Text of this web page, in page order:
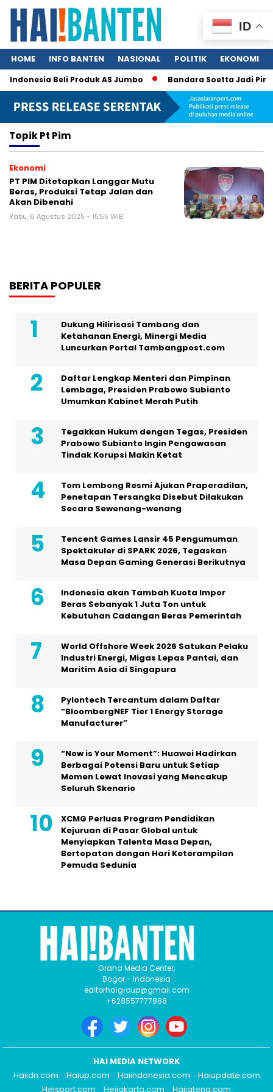
HOME INFO BANTEN NASIONAL POLITIK EKONOMI
Beli Produk AS Jumbo Bandara Soetta Jadi
TopikPt Pim
Ekonomi
PT PIM Ditetapkan Langgar Mutu
Beras, Produksi Tetap Jalan dan
Akan Dibenahi
Rabu, 6 Agustus 2025 - 15:55 WIB
BERITA POPULER
Dukung Hilirisasi Tambang dan
Ketahanan Energi, Minergi Media
Luncurkan Portal Tambangpost.com
Daftar Lengkap Menteri dan Pimpinan
Lembaga, Presiden Prabowo Subianto
Umumkan Kabinet Merah Putih
Tegakkan Hukum dengan Tegas, Presiden
Prabowo Subianto Ingin Pengawasan
Tindak Korupsi Makin Ketat
Tom Lembong Resmi Ajukan Praperadilan,
Penetapan Tersangka Disebut Dilakukan
Secara Sewenang-wenang
Tencent Games Lansir 45 Pengumuman
Spektakuler di SPARK 2026, Tegaskan
Masa Depan Gaming Generasi Berikutnya
Indonesia akan Tambah Kuota Impor
Beras Sebanyak 1 Juta Ton untuk
Kebutuhan Cadangan Beras Pemerintah
World Offshore Week 2026 Satukan Pelaku
Industri Energi, Migas Lepas Pantai, dan
Maritim Asia di Singapura
Pylontech Tercantum dalam Daftar
“BloombergNEF Tier 1 Energy Storage
Manufacturer”
“Now is Your Moment”: Huawei Hadirkan
Berbagai Potensi Baru untuk Setiap
Momen Lewat Inovasi yang Mencakup
Seluruh Skenario
XCMG Perluas Program Pendidikan
Kejuruan di Pasar Global untuk
Menyiapkan Talenta Masa Depan,
Bertepatan dengan Hari Keterampilan
Pemuda Sedunia
ID
Graha Media Center,
Bogor - Indonesia
editorhaigroup@gmail.com
+628557777888
HAI MEDIA NETWORK
Haiidn.com
Haiup.com Haiindonesia.com
Haiupdate.com
Heisport.com
Heijakarta.com Haijateng.com